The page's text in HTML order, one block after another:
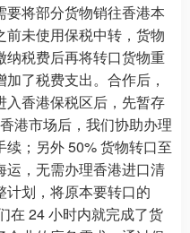
将部分货物销往香港本
未使用保税中转，货物
纳税费后再将转口货物重
了税费支出。合作后，
入香港保税区后，先暂存
港市场后，我们协助办理
；另外 50% 货物转口至
运，无需办理香港进口清
计划，将原本要转口的
在 24 小时内就完成了货